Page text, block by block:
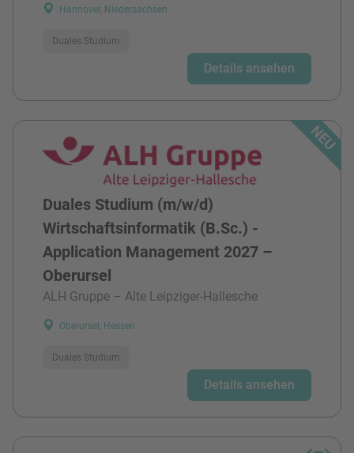
Hannover, Niedersachsen
Duales Studium
Details ansehen
Duales Studium (m/w/d)
Wirtschaftsinformatik (B.Sc.) -
Application Management 2027 –
Oberursel
ALH Gruppe – Alte Leipziger-Hallesche
Oberursel, Hessen
Duales Studium
Details ansehen